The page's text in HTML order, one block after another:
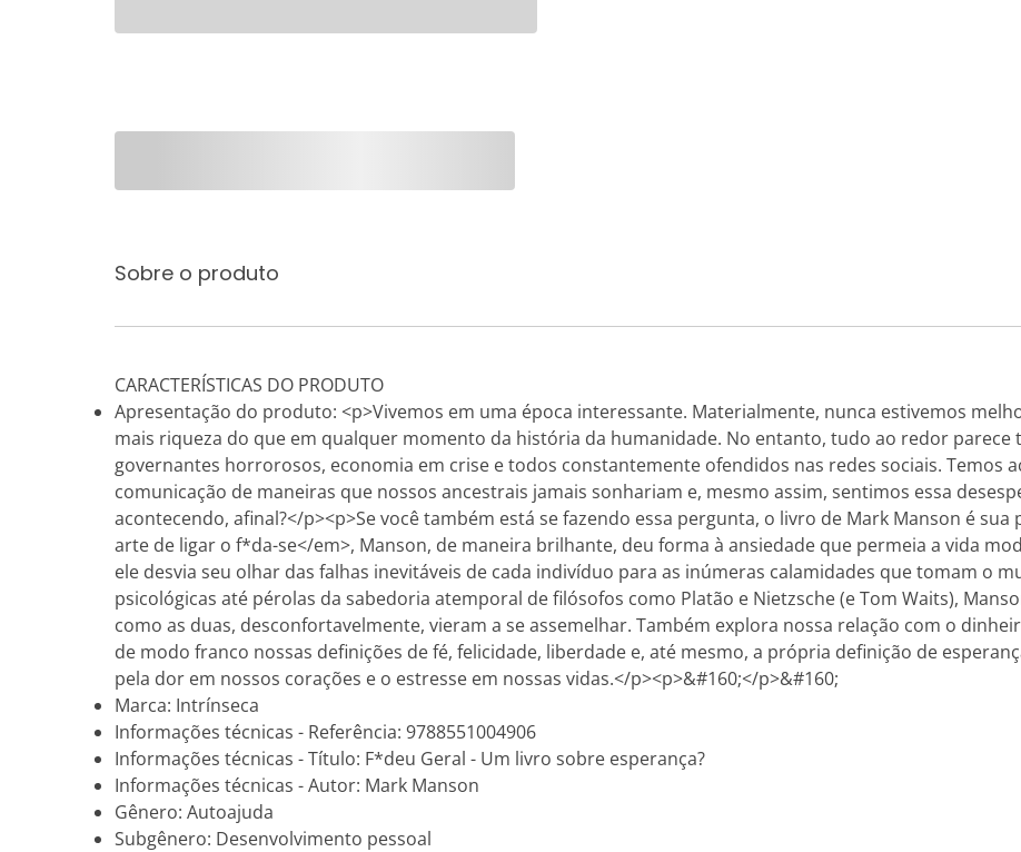
Sobre o produto
CARACTERÍSTICAS DO PRODUTO
Apresentação do produto: <p>Vivemos em uma época interessante. Materialmente, nunca estivemos
mais riqueza do que em qualquer momento da história da humanidade. No entanto, tudo ao redor
governantes horrorosos, economia em crise e todos constantemente ofendidos nas redes sociais. Temos
comunicação de maneiras que nossos ancestrais jamais sonhariam e, mesmo assim, sentimos essa
acontecendo, afinal?</p><p>Se você também está se fazendo essa pergunta, o livro de Mark Manson é
arte de ligar o f*da-se</em>, Manson, de maneira brilhante, deu forma à ansiedade que permeia a vida
ele desvia seu olhar das falhas inevitáveis de cada indivíduo para as inúmeras calamidades que tomam o
psicológicas até pérolas da sabedoria atemporal de filósofos como Platão e Nietzsche (e Tom Waits),
como as duas, desconfortavelmente, vieram a se assemelhar. Também explora nossa relação com o
de modo franco nossas definições de fé, felicidade, liberdade e, até mesmo, a própria definição de
pela dor em nossos corações e o estresse em nossas vidas.</p><p>&#160;</p>&#160;
Marca: Intrínseca
Informações técnicas - Referência: 9788551004906
Informações técnicas - Título: F*deu Geral - Um livro sobre esperança?
Informações técnicas - Autor: Mark Manson
Gênero: Autoajuda
Subgênero: Desenvolvimento pessoal